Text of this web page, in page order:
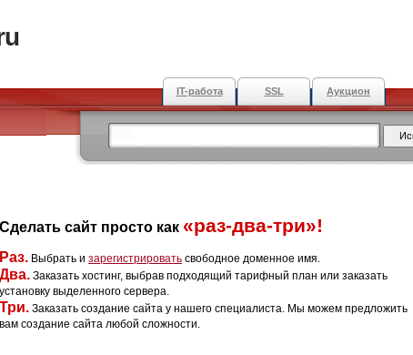
IT-работа SSL Аукцион
Сделать сайт просто как «раз-два-три»!
Раз. Выбрать и зарегистрировать свободное доменное имя.
Два. Заказать хостинг, выбрав подходящий тарифный план или заказать
установку выделенного сервера.
Три. Заказать создание сайта у нашего специалиста. Мы можем предложить
вам создание сайта любой сложности.